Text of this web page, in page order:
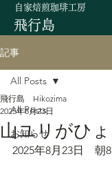
自家焙煎珈琲工房
飛行島
記事
All Posts
お知らせ
All Posts
山ユリがひ
飛行島 Hikozima
2025年8月23日
2025年8月23日　